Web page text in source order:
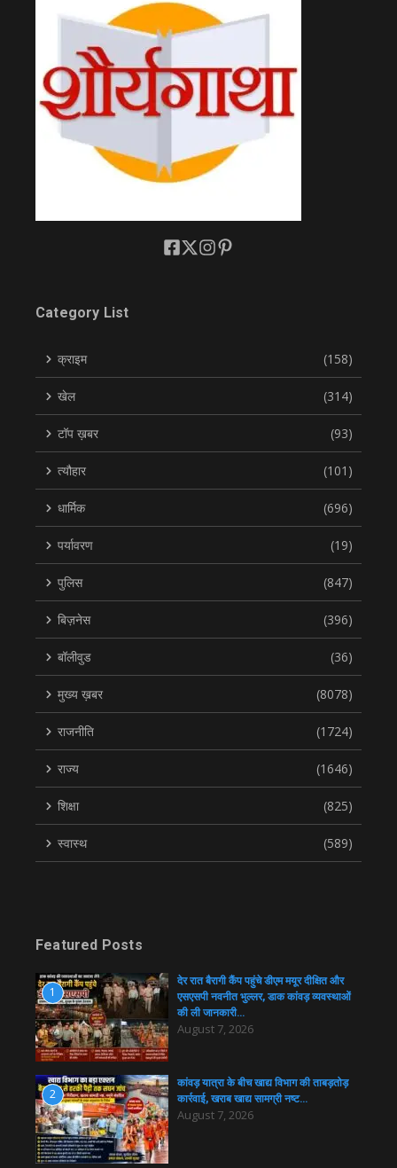
Category List
क्राइम (158)
खेल (314)
टॉप ख़बर (93)
त्यौहार (101)
धार्मिक (696)
पर्यावरण (19)
पुलिस (847)
बिज़नेस (396)
बॉलीवुड (36)
मुख्य ख़बर (8078)
राजनीति (1724)
राज्य (1646)
शिक्षा (825)
स्वास्थ (589)
Featured Posts
1
देर रात बैरागी कैंप पहुंचे डीएम मयूर दीक्षित और
एसएसपी नवनीत भुल्लर, डाक कांवड़ व्यवस्थाओं
की ली जानकारी…
August 7, 2026
2
कांवड़ यात्रा के बीच खाद्य विभाग की ताबड़तोड़
कार्रवाई, खराब खाद्य सामग्री नष्ट…
August 7, 2026